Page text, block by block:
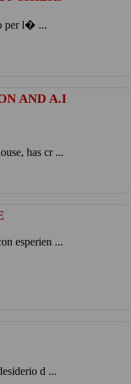
per l� ...
AND A.I
has cr ...
esperien ...
d ...